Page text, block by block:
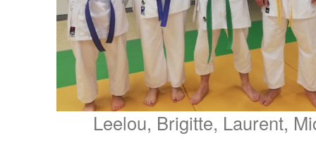
Leelou, Brigitte, Laurent,